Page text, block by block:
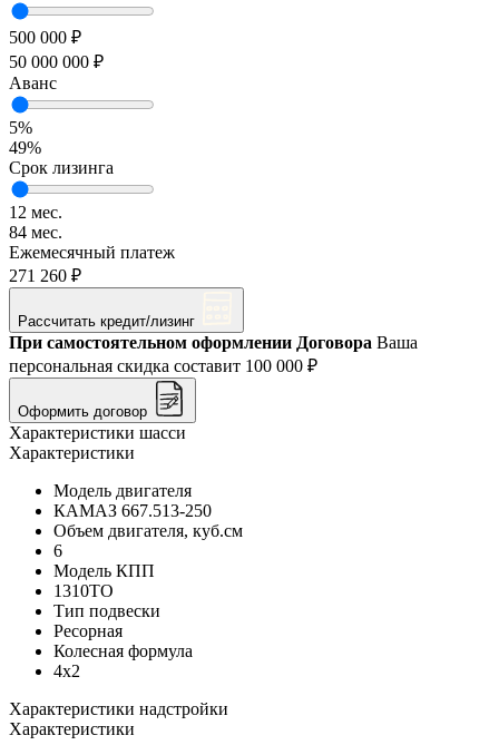
500 000 ₽
50 000 000 ₽
Аванс
5%
49%
Срок лизинга
12 мес.
84 мес.
Ежемесячный платеж
271 260 ₽
Рассчитать кредит/лизинг
При самостоятельном оформлении Договора Ваша
персональная скидка составит 100 000 ₽
Оформить договор
Характеристики шасси
Характеристики
Модель двигателя
КАМАЗ 667.513-250
Объем двигателя, куб.см
6
Модель КПП
1310ТО
Тип подвески
Ресорная
Колесная формула
4x2
Характеристики надстройки
Характеристики